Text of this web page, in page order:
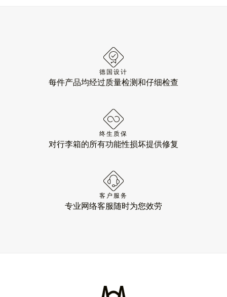
德国设计
每件产品均经过质量检测和仔细检查
终生质保
对行李箱的所有功能性损坏提供修复
客户服务
专业网络客服随时为您效劳